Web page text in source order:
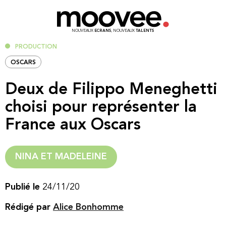
NOUVEAUX ECRANS, NOUVEAUX TALENTS
PRODUCTION
OSCARS
Deux de Filippo Meneghetti
choisi pour représenter la
France aux Oscars
NINA ET MADELEINE
Publié le 24/11/20
Rédigé par Alice Bonhomme